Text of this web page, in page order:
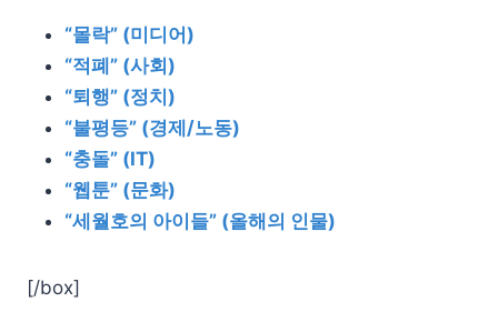
“몰락” (미디어)
“적폐” (사회)
“퇴행” (정치)
“불평등” (경제/노동)
“충돌” (IT)
“웹툰” (문화)
“세월호의 아이들” (올해의 인물)
[/box]